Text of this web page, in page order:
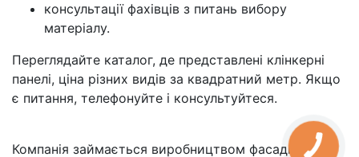
консультації фахівців з питань вибору
матеріалу.
Переглядайте каталог, де представлені клінкерні
панелі, ціна різних видів за квадратний метр. Якщо
є питання, телефонуйте і консультуйтеся.
Компанія займається виробництвом фасадних